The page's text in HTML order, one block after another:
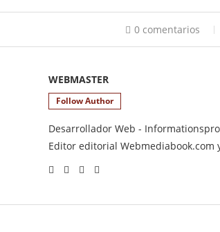
0 comentarios
WEBMASTER
Follow Author
Desarrollador Web -
Editor editorial